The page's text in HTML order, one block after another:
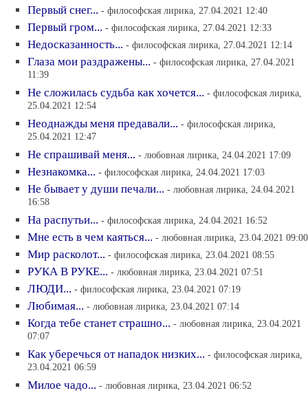
Первый снег... - философская лирика, 27.04.2021 12:40
Первый гром... - философская лирика, 27.04.2021 12:33
Недосказанность... - философская лирика, 27.04.2021 12:14
Глаза мои раздражены... - философская лирика, 27.04.2021
11:39
Не сложилась судьба как хочется... - философская лирика,
25.04.2021 12:54
Неоднажды меня предавали... - философская лирика,
25.04.2021 12:47
Не спрашивай меня... - любовная лирика, 24.04.2021 17:09
Незнакомка... - философская лирика, 24.04.2021 17:03
Не бывает у души печали... - любовная лирика, 24.04.2021
16:58
На распутьи... - философская лирика, 24.04.2021 16:52
Мне есть в чем каяться... - любовная лирика, 23.04.2021 09:00
Мир расколот... - философская лирика, 23.04.2021 08:55
РУКА В РУКЕ... - любовная лирика, 23.04.2021 07:51
ЛЮДИ... - философская лирика, 23.04.2021 07:19
Любимая... - любовная лирика, 23.04.2021 07:14
Когда тебе станет страшно... - любовная лирика, 23.04.2021
07:07
Как уберечься от нападок низких... - философская лирика,
23.04.2021 06:59
Милое чадо... - любовная лирика, 23.04.2021 06:52